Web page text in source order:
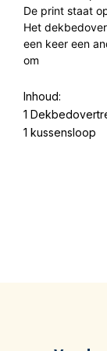
De print staat
Het
een keer een
om
Inhoud:
1
1 kussensloop